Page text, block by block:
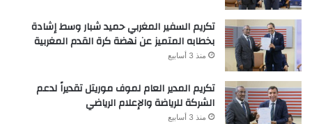
تكريم السفير المغربي حميد شبار وسط إشادة
بخطابه المتميز عن نهضة كرة القدم المغربية
منذ 3 أسابيع
تكريم المدير العام لموف موريتل تقديراً لدعم
الشركة للرياضة والإعلام الرياضي
منذ 3 أسابيع